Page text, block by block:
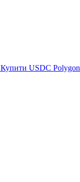
Купити USDC Polygon